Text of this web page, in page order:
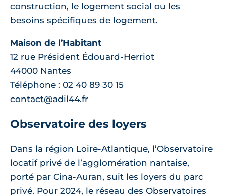
construction, le logement social ou les
besoins spécifiques de logement.
Maison de l’Habitant
12 rue Président Édouard-Herriot
44000 Nantes
Téléphone : 02 40 89 30 15
contact@adil44.fr
Observatoire des loyers
Dans la région Loire-Atlantique, l’Observatoire
locatif privé de l’agglomération nantaise,
porté par Cina-Auran, suit les loyers du parc
privé. Pour 2024, le réseau des Observatoires